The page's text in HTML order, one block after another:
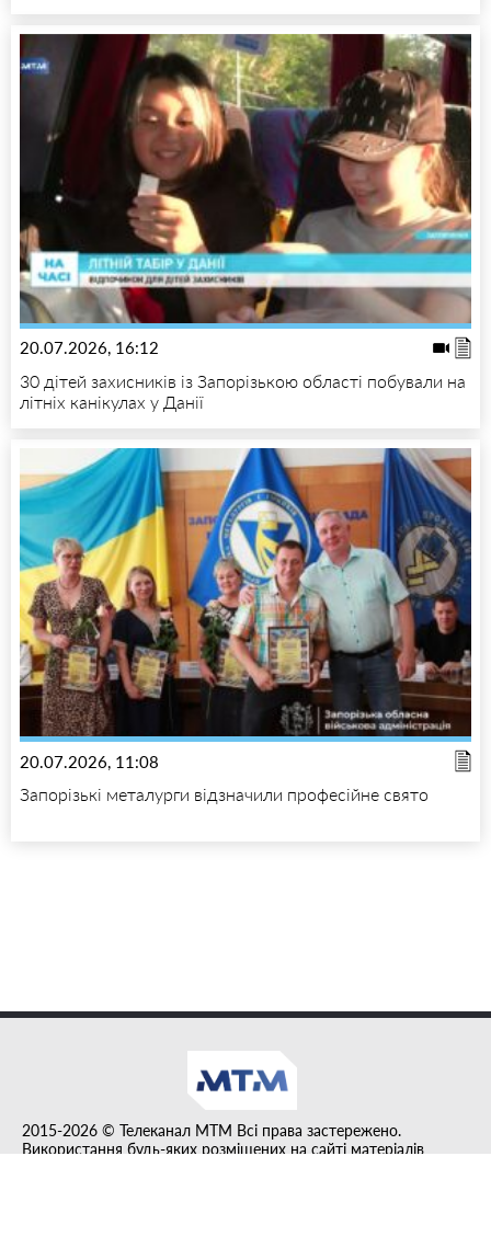
20.07.2026, 16:12
30 дітей захисників із Запорізькою області побували на
літніх канікулах у Данії
20.07.2026, 11:08
Запорізькі металурги відзначили професійне свято
2015-2026 © Телеканал MTM Всі права застережено.
Використання будь-яких розміщених на сайті матеріалів